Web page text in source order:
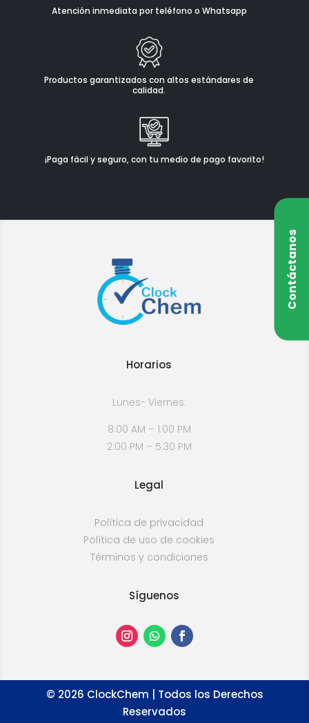
Atención inmediata por teléfono o Whatsapp
Productos garantizados con altos estándares de
calidad.
¡Paga fácil y seguro, con tu medio de pago favorito!
Contáctanos
Horarios
Lunes- Viernes:
8:00 AM – 1:00 PM
2:00 PM – 5:30 PM
Legal
Política de privacidad
Política de uso de cookies
Términos y condiciones
Síguenos
© 2026 ClockChem | Todos los Derechos
Reservados